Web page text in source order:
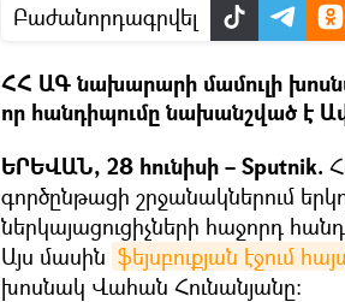
Բաժանորդագրվել
ՀՀ ԱԳ նախարարի մամուլի
որ հանդիպումը նախանշված է
ԵՐԵՎԱՆ, 28 հունիսի – Sputnik.
գործընթացի շրջանակներում
ներկայացուցիչների հաջորդ
Այս մասին ֆեյսբուքյան էջում
խոսնակ Վահան Հունանյանը։